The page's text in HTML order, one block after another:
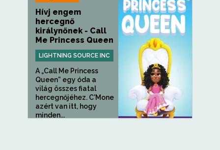
Hívj engem
hercegnő
királynőnek - Call
Me Princess Queen
LIGHTNING SOURCE INC
A „Call Me Princess
Queen” egy óda a
világ összes fiatal
hercegnőjéhez. C'Mone
azért van itt, hogy
minden...